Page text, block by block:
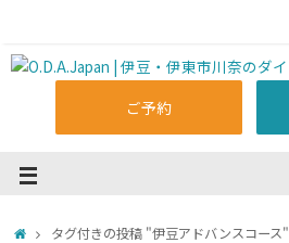
ご予約
タグ付きの投稿 "伊豆アドバンスコース"